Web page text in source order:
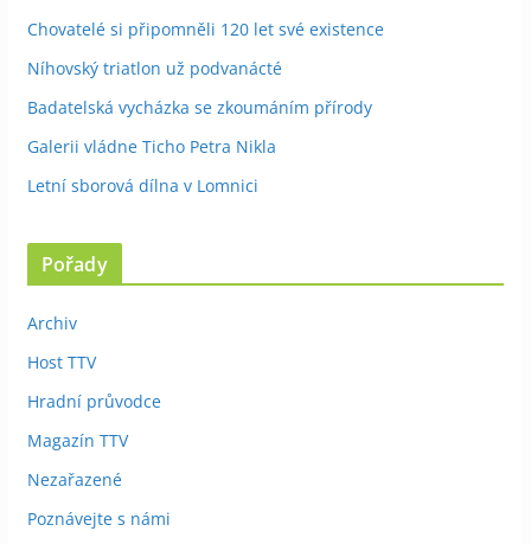
Chovatelé si připomněli 120 let své existence
Níhovský triatlon už podvanácté
Badatelská vycházka se zkoumáním přírody
Galerii vládne Ticho Petra Nikla
Letní sborová dílna v Lomnici
Pořady
Archiv
Host TTV
Hradní průvodce
Magazín TTV
Nezařazené
Poznávejte s námi